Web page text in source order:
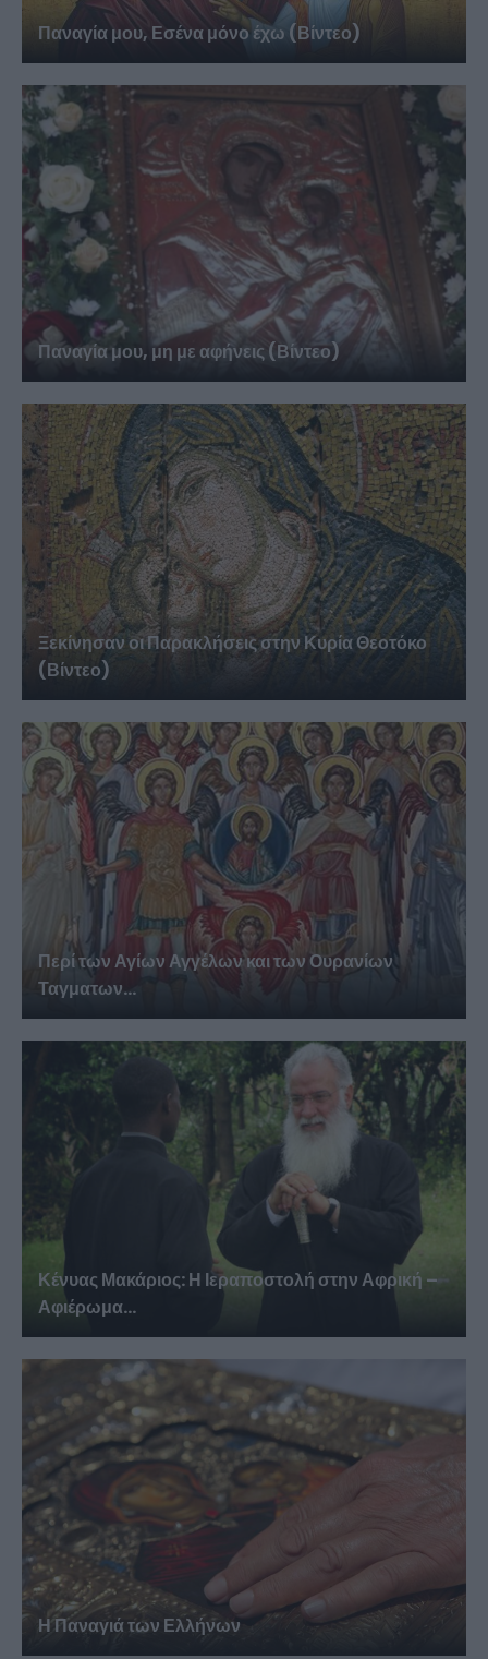
Παναγία μου, Εσένα μόνο έχω (Βίντεο)
Παναγία μου, μη με αφήνεις (Βίντεο)
Ξεκίνησαν οι Παρακλήσεις στην Κυρία Θεοτόκο
(Βίντεο)
Περί των Αγίων Αγγέλων και των Ουρανίων
Ταγματων...
Κένυας Μακάριος: Η Ιεραποστολή στην Αφρική –
Αφιέρωμα...
Η Παναγιά των Ελλήνων